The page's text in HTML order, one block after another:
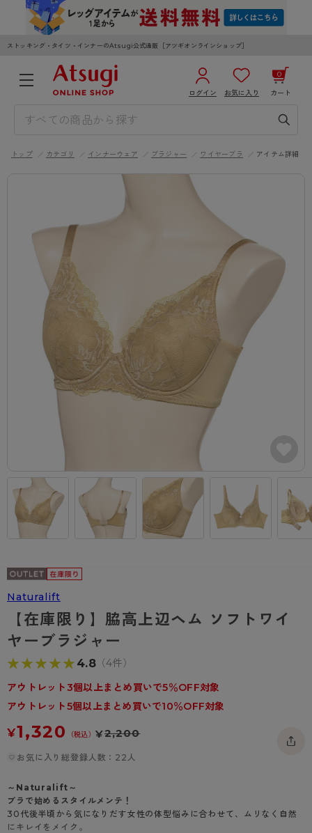
ストッキング・タイツ・インナーのAtsugi公式通販［アツギオンラインショップ］
ログイン お気に入り カート
0
3,980円以上のご購入で送料無料
ログイン／新規会員登録
WOMEN KIDS
カテゴリから探す
レッグウェア
ストッキング
- 無地ストッキング
- 柄ストッキング
- ショート丈ストッキング
- 着圧ストッキング
- パンティ部レスストッキング
タイツ
- 柄タイツ
- ひざ下丈タイツ
- 着圧タイツ
ソックス・靴下
レギンス・スパッツ
インナーウェア
ブラジャー
- ノンワイヤーブラ
- ワイヤーブラ
- ブラトップ
ショーツ
- レギュラーショーツ
肌着・インナー
- 長袖（七分袖以上）
- タンクトップ
- カップ付きインナー
ライフスタイルウェア
ボトムス
ルームウェア・パジャマ
アクティブ・スポーツ
- スポーツブラ
雑貨・小物
レッグウエア
ソックス・靴下
クルー・レギュラー丈ソックス
スニーカー丈・くるぶし丈ソックス
ハイソックス
インナーウエア
メンズパンツ
ボクサー
トランクス
Tバック・ビキニ
肌着・インナー
ライフスタイルウェア
ボトムス
ルームウェア・パジャマ
レッグウエア
タイツ
ソックス・靴下
クルー・レギュラー丈ソックス
スニーカー丈・くるぶし丈ソックス
ハイソックス
スクールソックス
インナーウエア
ブラジャー
ノンワイヤーブラ
ワイヤーブラ
スポーツブラ
ショーツ
レギュラーショーツ
ブランドから探す
AZGI
アスティーグ
スゴスト
フェイクタイツ
hotto comfort
スクールタイム
みんなの、みんなの。
CLINICAL
ハイジュニ
商品選びのお手伝い
ブラジャー特集
私に似合う、ストッキング選び
タイツの選び方
ご利用ガイド
はじめての方へ
よくある質問（FAQ）
配送方法について
返品・交換について
お問い合わせについて
トップ カテゴリ インナーウェア ブラジャー ワイヤーブラ アイテム詳細
Naturalift
【在庫限り】脇高上辺ヘム ソフトワイ
ヤーブラジャー
★★★★★
★★★★★ 4.8（4件）
アウトレット3個以上まとめ買いで5％OFF対象
アウトレット5個以上まとめ買いで10％OFF対象
¥1,320 （税込） ¥2,200
お気に入り総登録人数：22人
～Naturalift～
ブラで始めるスタイルメンテ！
30代後半頃から気になりだす女性の体型悩みに合わせて、ムリなく自然
にキレイをメイク。